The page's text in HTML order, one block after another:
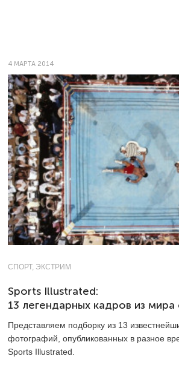
4 МАРТА 2014
СПОРТ, ЭКСТРИМ
Sports Illustrated:
13 легендарных кадров из мира
Представляем подборку из 13
фотографий, опубликованных в разное
Sports Illustrated.